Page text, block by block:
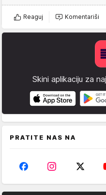
Reaguj Komentariši
Skini aplikaciju za
PRATITE NAS NA